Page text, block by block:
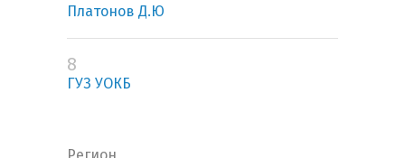
Платонов Д.Ю
8
ГУЗ УОКБ